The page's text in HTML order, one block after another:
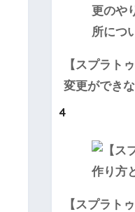
【スプラト
変更ができ
4
【スプラト